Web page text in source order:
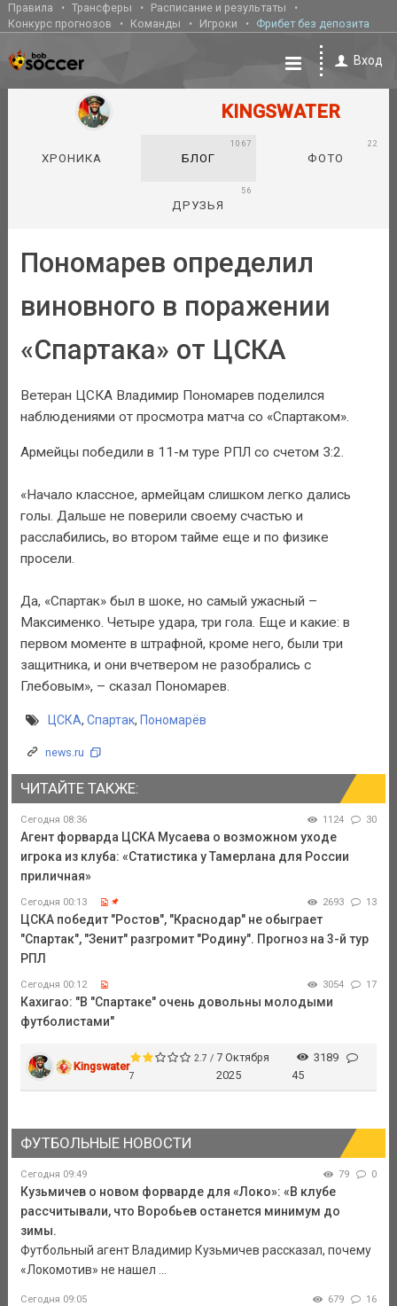
Правила Трансферы
Расписание и результаты
Конкурс прогнозов
Команды Игроки Фрибет без депозита
Вход
KINGSWATER
ХРОНИКА БЛОГ
1067
ФОТО
22
ДРУЗЬЯ
56
Пономарев определил
виновного в поражении
«Спартака» от ЦСКА
Ветеран ЦСКА Владимир Пономарев поделился
наблюдениями от просмотра матча со «Спартаком».
Армейцы победили в 11-м туре РПЛ со счетом 3:2.
«Начало классное, армейцам слишком легко дались
голы. Дальше не поверили своему счастью и
расслабились, во втором тайме ещe и по физике
просели.
Да, «Спартак» был в шоке, но самый ужасный –
Максименко. Четыре удара, три гола. Ещe и какие: в
первом моменте в штрафной, кроме него, были три
защитника, и они вчетвером не разобрались с
Глебовым», – сказал Пономарев.
ЦСКА, Спартак, Пономарёв
news.ru
ЧИТАЙТЕ ТАКЖЕ:
Сегодня 08:36 1124 30
Агент форварда ЦСКА Мусаева о возможном уходе
игрока из клуба: «Статистика у Тамерлана для России
приличная»
Сегодня 00:13 2693 13
ЦСКА победит "Ростов", "Краснодар" не обыграет
"Спартак", "Зенит" разгромит "Родину". Прогноз на 3-й тур
РПЛ
Сегодня 00:12 3054 17
Кахигао: "В "Спартаке" очень довольны молодыми
футболистами"
Kingswater
2.7 /
7
7 Октября
2025
3189
45
ФУТБОЛЬНЫЕ НОВОСТИ
Сегодня 09:49 79 0
Кузьмичев о новом форварде для «Локо»: «В клубе
рассчитывали, что Воробьев останется минимум до
зимы.
Футбольный агент Владимир Кузьмичев рассказал, почему
«Локомотив» не нашел ...
Сегодня 09:05 679 16